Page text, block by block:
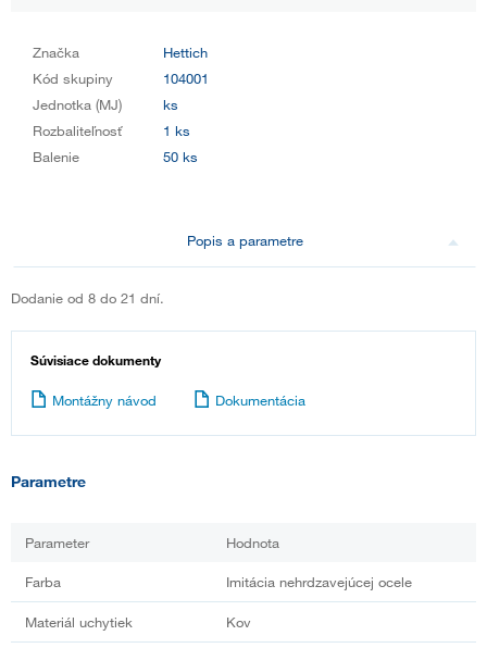
Značka
Hettich
Kód skupiny
104001
Jednotka (MJ)
ks
Rozbaliteľnosť
1 ks
Balenie
50 ks
Popis a parametre
Dodanie od 8 do 21 dní.
Súvisiace dokumenty
Montážny návod Dokumentácia
Parametre
Parameter Hodnota
Farba Imitácia nehrdzavejúcej ocele
Materiál uchytiek Kov